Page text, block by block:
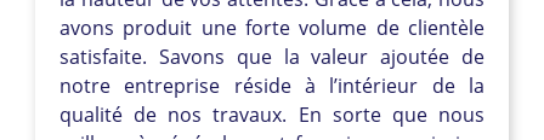
avons produit une forte volume de clientèle
satisfaite. Savons que la valeur ajoutée de
notre entreprise réside à l’intérieur de la
qualité de nos travaux. En sorte que nous